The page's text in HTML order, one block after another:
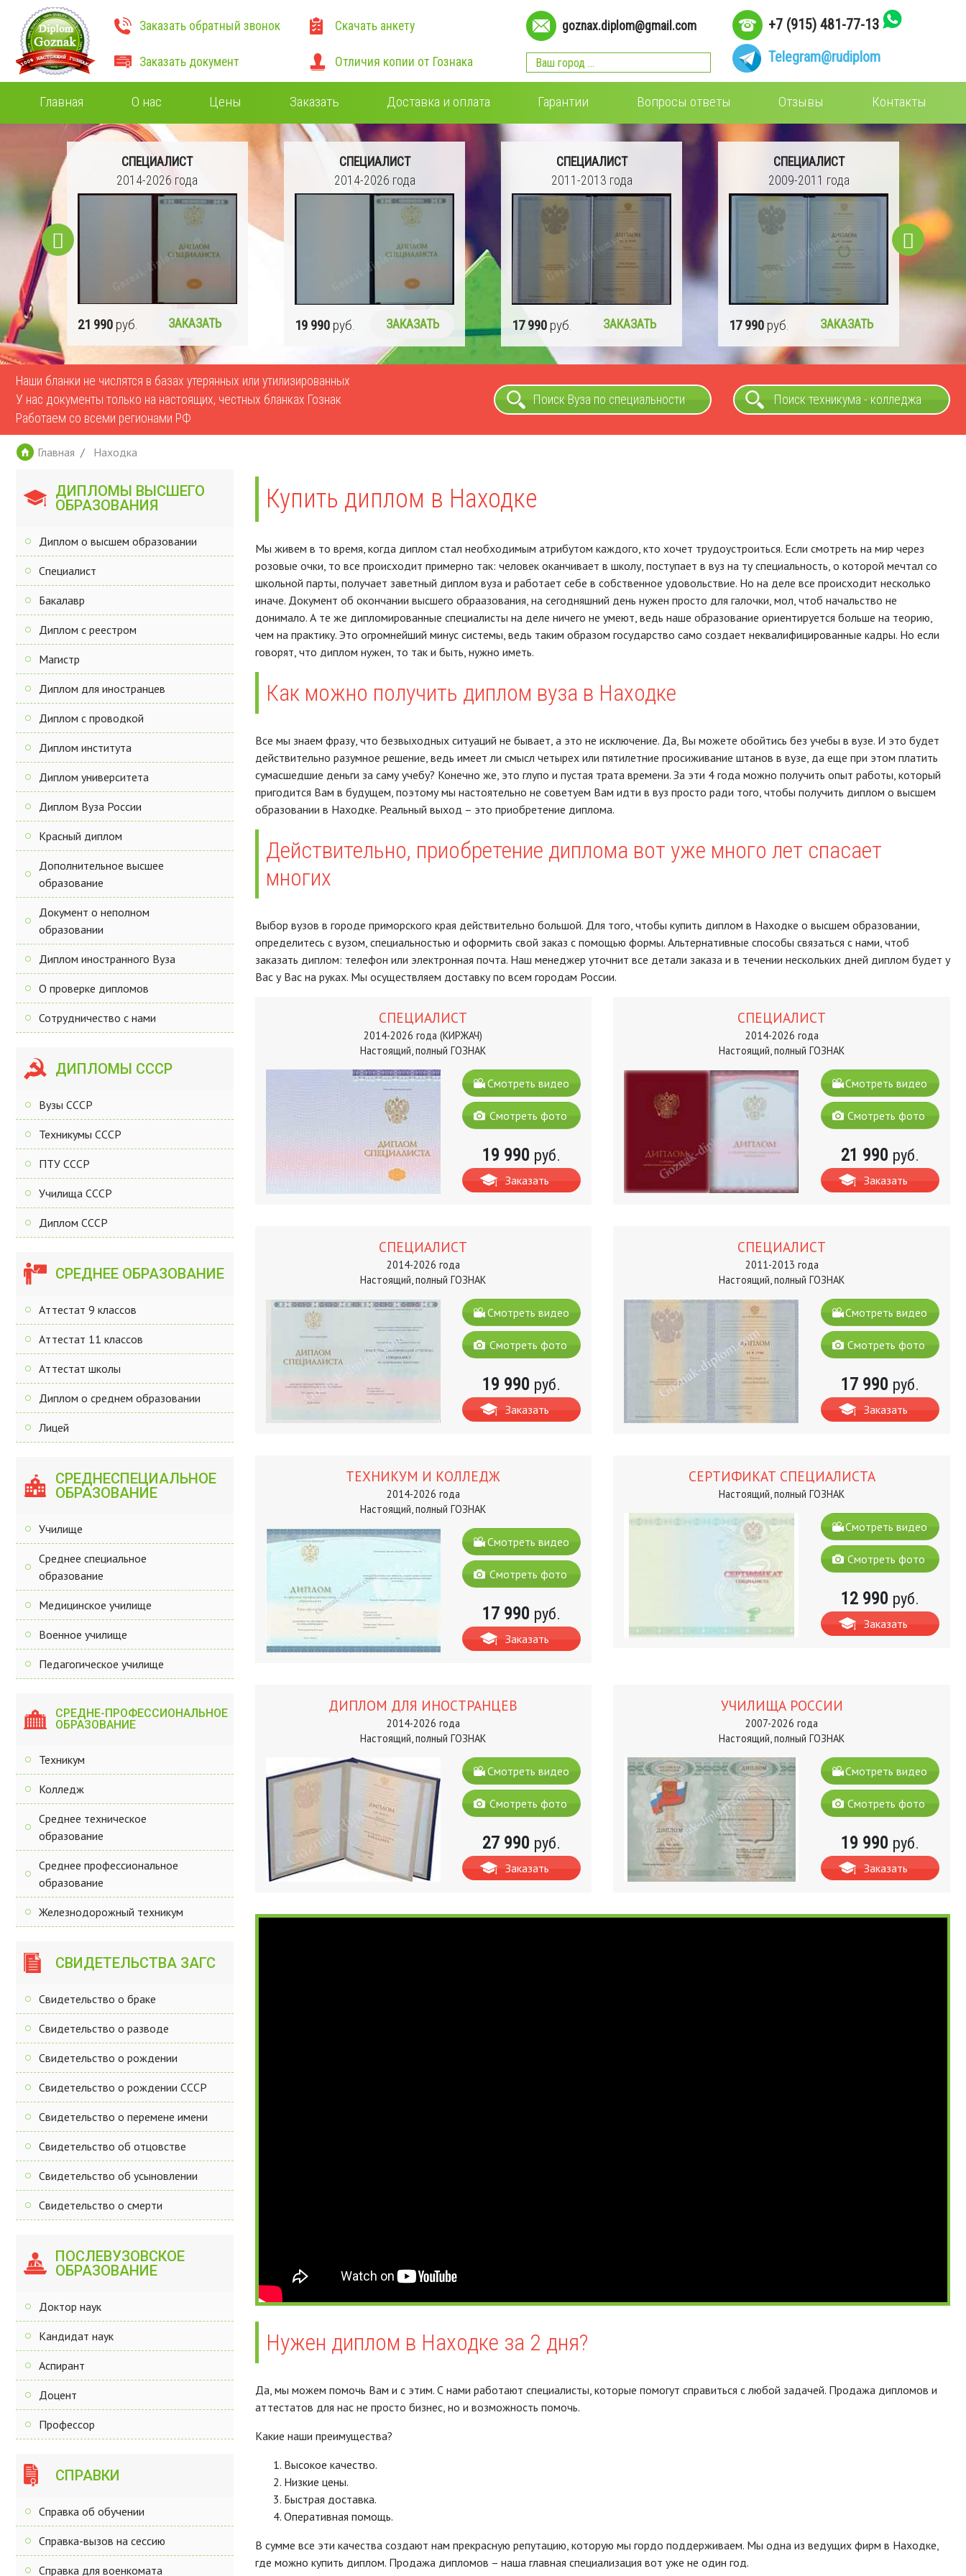
Заказать обратный звонок
Заказать документ
Скачать анкету
Отличия копии от Гознака
goznax.diplom@gmail.com
+7 (915) 481-77-13
Telegram@rudiplom
Главная О нас Цены Заказать Доставка и оплата Гарантии Вопросы ответы Отзывы Контакты
СПЕЦИАЛИСТ
2014-2026 года
19 990руб. ЗАКАЗАТЬ
СПЕЦИАЛИСТ
2011-2013 года
17 990руб. ЗАКАЗАТЬ
СПЕЦИАЛИСТ
2009-2011 года
17 990руб. ЗАКАЗАТЬ
СПЕЦИАЛИСТ
2004-2008 года
16 990руб. ЗАКАЗАТЬ
Наши бланки не числятся в базах утерянных или утилизированных
У нас документы только на настоящих, честных бланках Гознак
Работаем со всеми регионами РФ
Поиск Вуза по специальности Поиск техникума - колледжа
Главная Находка
ДИПЛОМЫ ВЫСШЕГО
ОБРАЗОВАНИЯ
Диплом о высшем образовании
Специалист
Бакалавр
Диплом с реестром
Магистр
Диплом для иностранцев
Диплом с проводкой
Диплом института
Диплом университета
Диплом Вуза России
Красный диплом
Дополнительное высшее
образование
Документ о неполном
образовании
Диплом иностранного Вуза
О проверке дипломов
Сотрудничество с нами
ДИПЛОМЫ СССР
Вузы СССР
Техникумы СССР
ПТУ СССР
Училища СССР
Диплом СССР
СРЕДНЕЕ ОБРАЗОВАНИЕ
Аттестат 9 классов
Аттестат 11 классов
Аттестат школы
Диплом о среднем образовании
Лицей
СРЕДНЕСПЕЦИАЛЬНОЕ
ОБРАЗОВАНИЕ
Училище
Среднее специальное
образование
Медицинское училище
Военное училище
Педагогическое училище
СРЕДНЕ-ПРОФЕССИОНАЛЬНОЕ
ОБРАЗОВАНИЕ
Техникум
Колледж
Среднее техническое
образование
Среднее профессиональное
образование
Железнодорожный техникум
СВИДЕТЕЛЬСТВА ЗАГС
Свидетельство о браке
Свидетельство о разводе
Свидетельство о рождении
Свидетельство о рождении СССР
Свидетельство о перемене имени
Свидетельство об отцовстве
Свидетельство об усыновлении
Свидетельство о смерти
ПОСЛЕВУЗОВСКОЕ
ОБРАЗОВАНИЕ
Доктор наук
Кандидат наук
Аспирант
Доцент
Профессор
СПРАВКИ
Справка об обучении
Справка-вызов на сессию
Справка для военкомата
Купить диплом в Находке
Мы живем в то время, когда диплом стал необходимым атрибутом каждого, кто хочет трудоустроиться. Если смотреть на мир через
розовые очки, то все происходит примерно так: человек оканчивает в школу, поступает в вуз на ту специальность, о которой мечтал со
школьной парты, получает заветный диплом вуза и работает себе в собственное удовольствие. Но на деле все происходит несколько
иначе. Документ об окончании высшего обраазования, на сегодняшний день нужен просто для галочки, мол, чтоб начальство не
донимало. А те же дипломированные специалисты на деле ничего не умеют, ведь наше образование ориентируется больше на теорию,
чем на практику. Это огромнейший минус системы, ведь таким образом государство само создает неквалифицированные кадры. Но если
говорят, что диплом нужен, то так и быть, нужно иметь.
Как можно получить диплом вуза в Находке
Все мы знаем фразу, что безвыходных ситуаций не бывает, а это не исключение. Да, Вы можете обойтись без учебы в вузе. И это будет
действительно разумное решение, ведь имеет ли смысл четырех или пятилетние просиживание штанов в вузе, да еще при этом платить
сумасшедшие деньги за саму учебу? Конечно же, это глупо и пустая трата времени. За эти 4 года можно получить опыт работы, который
пригодится Вам в будущем, поэтому мы настоятельно не советуем Вам идти в вуз просто ради того, чтобы получить диплом о высшем
образовании в Находке. Реальный выход – это приобретение диплома.
Действительно, приобретение диплома вот уже много лет спасает
многих
Выбор вузов в городе приморского края действительно большой. Для того, чтобы купить диплом в Находке о высшем образовании,
определитесь с вузом, специальностью и оформить свой заказ с помощью формы. Альтернативные способы связаться с нами, чтоб
заказать диплом: телефон или электронная почта. Наш менеджер уточнит все детали заказа и в течении нескольких дней диплом будет у
Вас у Вас на руках. Мы осуществляем доставку по всем городам России.
СПЕЦИАЛИСТ
2014-2026 года (КИРЖАЧ)
Настоящий, полный ГОЗНАК
Смотреть видео
Смотреть фото
19 990 руб.
Заказать
СПЕЦИАЛИСТ
2014-2026 года
Настоящий, полный ГОЗНАК
Смотреть видео
Смотреть фото
21 990 руб.
Заказать
СПЕЦИАЛИСТ
2014-2026 года
Настоящий, полный ГОЗНАК
Смотреть видео
Смотреть фото
19 990 руб.
Заказать
СПЕЦИАЛИСТ
2011-2013 года
Настоящий, полный ГОЗНАК
Смотреть видео
Смотреть фото
17 990 руб.
Заказать
ТЕХНИКУМ И КОЛЛЕДЖ
2014-2026 года
Настоящий, полный ГОЗНАК
Смотреть видео
Смотреть фото
17 990 руб.
Заказать
СЕРТИФИКАТ СПЕЦИАЛИСТА
Настоящий, полный ГОЗНАК
Смотреть видео
Смотреть фото
12 990 руб.
Заказать
ДИПЛОМ ДЛЯ ИНОСТРАНЦЕВ
2014-2026 года
Настоящий, полный ГОЗНАК
Смотреть видео
Смотреть фото
27 990 руб.
Заказать
УЧИЛИЩА РОССИИ
2007-2026 года
Настоящий, полный ГОЗНАК
Смотреть видео
Смотреть фото
19 990 руб.
Заказать
Нужен диплом в Находке за 2 дня?
Да, мы можем помочь Вам и с этим. С нами работают специалисты, которые помогут справиться с любой задачей. Продажа дипломов и
аттестатов для нас не просто бизнес, но и возможность помочь.
Какие наши преимущества?
Высокое качество.
Низкие цены.
Быстрая доставка.
Оперативная помощь.
В сумме все эти качества создают нам прекрасную репутацию, которую мы гордо поддерживаем. Мы одна из ведущих фирм в Находке,
где можно купить диплом. Продажа дипломов – наша главная специализация вот уже не один год.